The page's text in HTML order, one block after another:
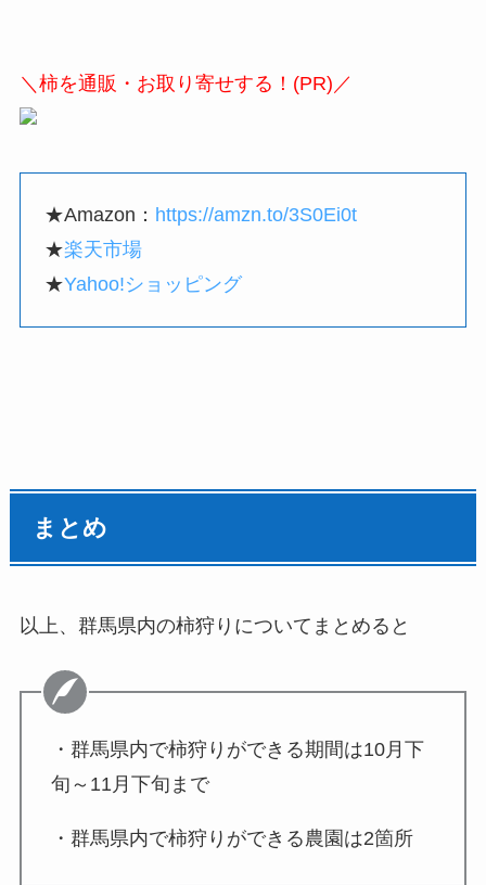
＼柿を通販・お取り寄せする！(PR)／
★Amazon： https://amzn.to/3S0Ei0t
★楽天市場
★Yahoo!ショッピング
まとめ
以上、群馬県内の柿狩りについてまとめると
・群馬県内で柿狩りができる期間は10月下
旬～11月下旬 まで
・群馬県内で柿狩りができる農園は2箇所